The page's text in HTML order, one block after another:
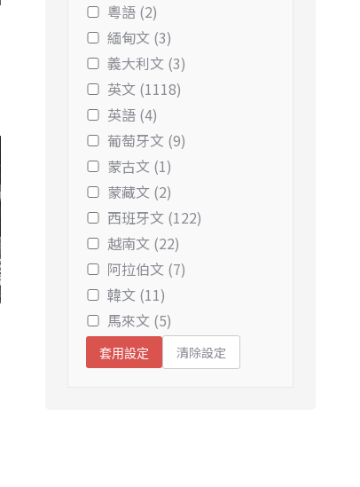
粵語 (2)
緬甸文 (3)
義大利文 (3)
英文 (1118)
英語 (4)
葡萄牙文 (9)
蒙古文 (1)
蒙藏文 (2)
西班牙文 (122)
越南文 (22)
阿拉伯文 (7)
韓文 (11)
馬來文 (5)
套用設定 清除設定